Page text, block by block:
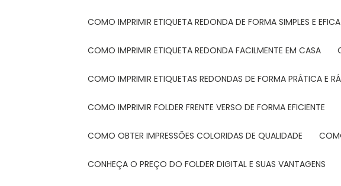
COMO IMPRIMIR ETIQUETA REDONDA DE FORMA SIMPLES E
COMO IMPRIMIR ETIQUETA REDONDA FACILMENTE EM CASA
COMO IMPRIMIR ETIQUETAS REDONDAS DE FORMA PRÁTICA E
COMO IMPRIMIR FOLDER FRENTE VERSO DE FORMA EFICIENTE
COMO OBTER IMPRESSÕES COLORIDAS DE QUALIDADE
CONHEÇA O PREÇO DO FOLDER DIGITAL E SUAS VANTAGENS